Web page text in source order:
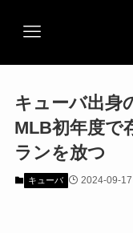
キューバ出身
MLB初年度で
ランを放つ
キューバ 2024-09-17